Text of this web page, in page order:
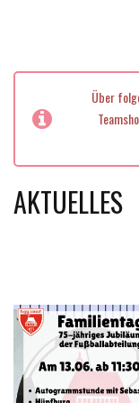
Über
AKTUELLES